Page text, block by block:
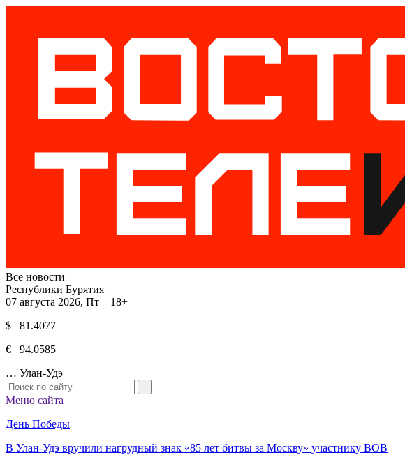
Все новости
Республики Бурятия
07 августа 2026, Пт 18+
$ 81.4077
€ 94.0585
… Улан-Удэ
Меню сайта
День Победы
В Улан-Удэ вручили нагрудный знак «85 лет битвы за Москву» участнику ВОВ